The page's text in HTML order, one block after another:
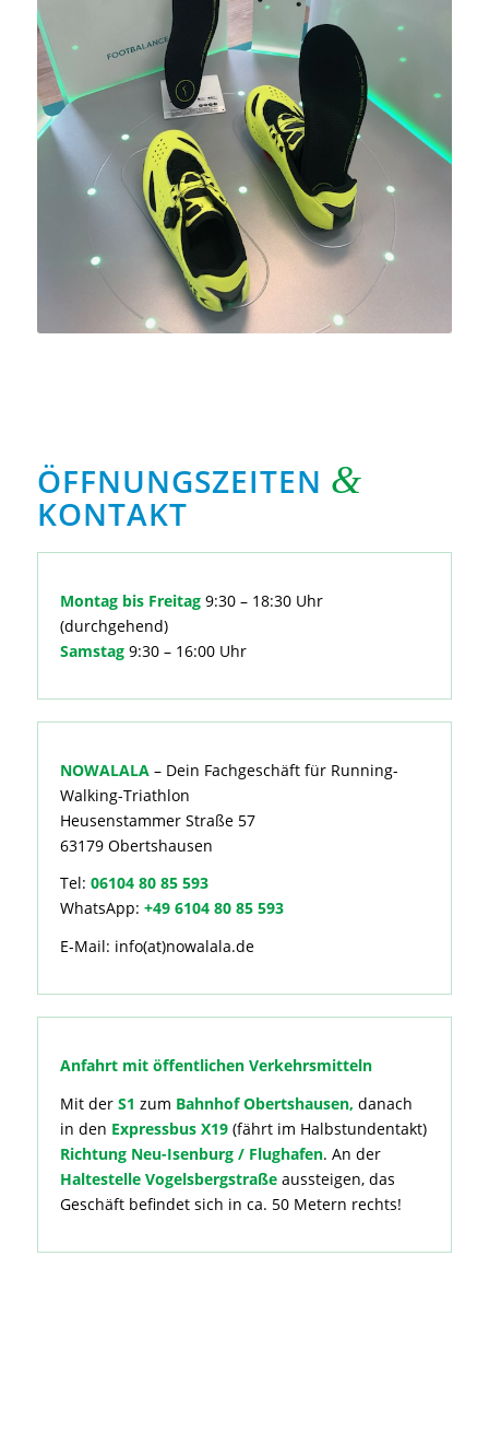
ÖFFNUNGSZEITEN &
KONTAKT
Montag bis Freitag9:30 – 18:30 Uhr
(durchgehend)
Samstag9:30 – 16:00 Uhr
NOWALALA– Dein Fachgeschäft für Running-
Walking-Triathlon
Heusenstammer Straße 57
63179 Obertshausen
Tel: 06104 80 85 593
WhatsApp: +49 6104 80 85 593
E-Mail: info(at)nowalala.de
Anfahrt mit öffentlichen Verkehrsmitteln
Mit der S1 zum Bahnhof Obertshausen, danach
in den Expressbus X19(fährt im Halbstundentakt)
Richtung Neu-Isenburg / Flughafen. An der
Haltestelle Vogelsbergstraßeaussteigen, das
Geschäft befindet sich in ca. 50 Metern rechts!